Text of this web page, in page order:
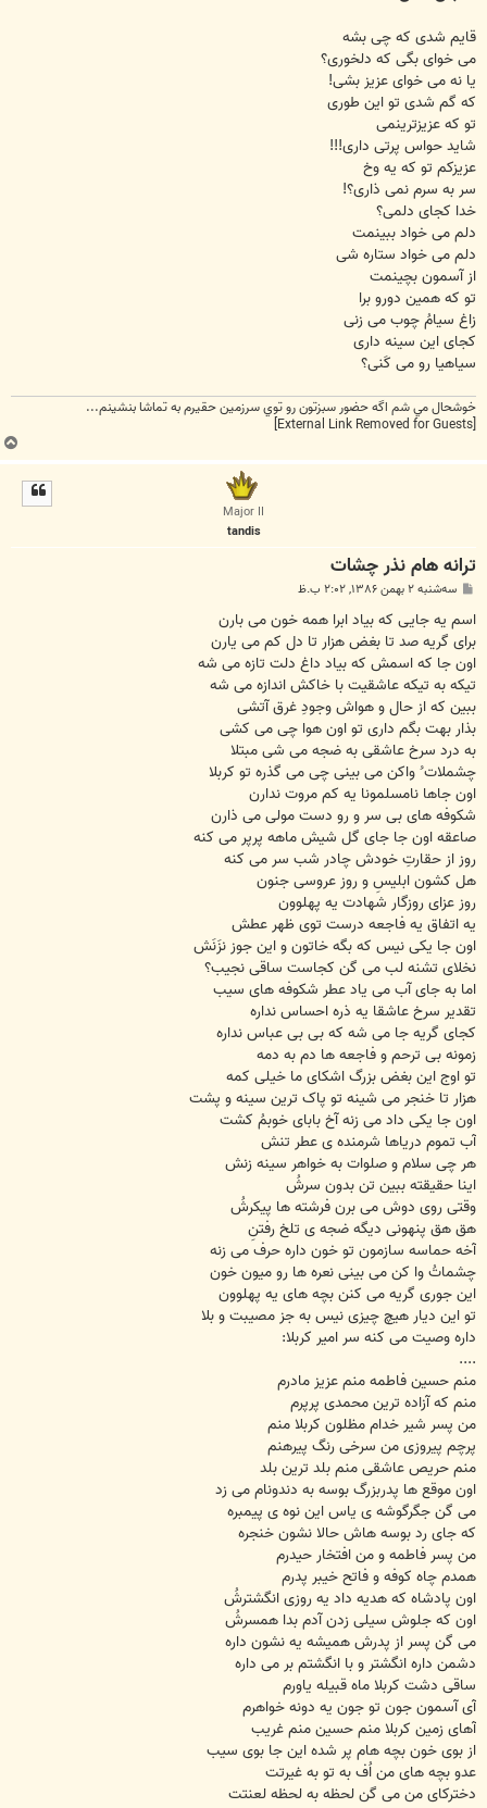
قایم شدی که چی بشه
می خوای بگی که دلخوری؟
یا نه می خوای عزیز بشی!
که گم شدی تو این طوری
تو که عزیزترینمی
شاید حواس پرتی داری!!!
عزیزکم تو که یه وخ
سر به سرم نمی ذاری؟!
خدا کجای دلمی؟
دلم می خواد ببینمت
دلم می خواد ستاره شی
از آسمون بچینمت
تو که همین دورو برا
زاغ سیامُ چوب می زنی
کجای این سینه داری
سیاهیا رو می کَنی؟
خوشحال مي شم اگه حضور سبزتون رو توي سرزمين حقيرم به تماشا بنشينم...
ب
ا
Major II
tandis
ترانه هام نذر چشات
پ
ت
سه‌شنبه ۲ بهمن ۱۳۸۶, ۲:۰۲ ب.ظ
اسم یه جایی که بیاد ابرا همه خون می بارن
برای گریه صد تا بغض هزار تا دل کم می یارن
اون جا که اسمش که بیاد داغ دلت تازه می شه
تیکه به تیکه عاشقیت با خاکش اندازه می شه
ببین که از حال و هواش وجودِ غرق آتشی
بذار بهت بگم داری تو اون هوا چی می کشی
به درد سرخ عاشقی به ضجه می شی مبتلا
چشملات ُ واکن می بینی چی می گذره تو کربلا
اون جاها نامسلمونا یه کم مروت ندارن
شکوفه های بی سر و رو دست مولی می ذارن
صاعقه اون جا جای گل شیش ماهه پرپر می کنه
روز از حقارتِ خودش چادر شب سر می کنه
هل کشون ابلیسِ و روز عروسی جنون
روز عزای روزگار شهادت یه پهلوون
یه اتفاق یه فاجعه درست توی ظهر عطش
اون جا یکی نیس که بگه خاتون و این جوز نزَنَش
نخلای تشنه لب می گن کجاست ساقی نجیب؟
اما به جای آب می یاد عطر شکوفه های سیب
تقدیر سرخ عاشقا یه ذره احساس نداره
کجای گریه جا می شه که بی بی عباس نداره
زمونه بی ترحم و فاجعه ها دم به دمه
تو اوج این بغض بزرگ اشکای ما خیلی کمه
هزار تا خنجر می شینه تو پاک ترین سینه و پشت
اون جا یکی داد می زنه آخ بابای خوبمُ کشت
آب تموم دریاها شرمنده ی عطر تنش
هر چی سلام و صلوات به خواهر سینه زنش
اینا حقیقته ببین تن بدون سرشُ
وقتی روی دوش می برن فرشته ها پیکرشُ
هق هق پنهونی دیگه ضجه ی تلخ رفتنِ
آخه حماسه سازمون تو خون داره حرف می زنه
چشماتُ وا کن می بینی نعره ها رو میون خون
این جوری گریه می کنن بچه های یه پهلوون
تو این دیار هیچ چیزی نیس به جز مصیبت و بلا
داره وصیت می کنه سر امیر کربلا:
....
منم حسین فاطمه منم عزیز مادرم
منم که آزاده ترین محمدی پرپرم
من پسر شیر خدام مظلون کربلا منم
پرچم پیروزی من سرخی رنگ پیرهنم
منم حریص عاشقی منم بلد ترین بلد
اون موقع ها پدربزرگ بوسه به دندونام می زد
می گن جگرگوشه ی یاس این نوه ی پیمبره
که جای رد بوسه هاش حالا نشون خنجره
من پسر فاطمه و من افتخار حیدرم
همدم چاه کوفه و فاتح خیبر پدرم
اون پادشاه که هدیه داد یه روزی انگشترشُ
اون که جلوش سیلی زدن آدم بدا همسرشُ
می گن پسر از پدرش همیشه یه نشون داره
دشمن داره انگشتر و با انگشتم بر می داره
ساقی دشت کربلا ماه قبیله یاورم
آی آسمون جون تو جون یه دونه خواهرم
آهای زمین کربلا منم حسین منم غریب
از بوی خون بچه هام پر شده این جا بوی سیب
عدو بچه های من اُف به تو به غیرتت
دخترکای من می گن لحظه به لحظه لعنتت